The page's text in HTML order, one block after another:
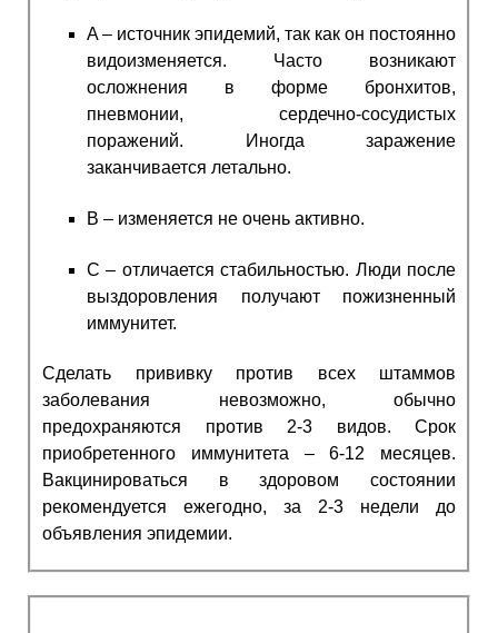
A – источник эпидемий, так как он постоянно
видоизменяется. Часто возникают
осложнения в форме бронхитов,
пневмонии, сердечно-сосудистых
поражений. Иногда заражение
заканчивается летально.
B – изменяется не очень активно.
C – отличается стабильностью. Люди после
выздоровления получают пожизненный
иммунитет.
Сделать прививку против всех штаммов
заболевания невозможно, обычно
предохраняются против 2-3 видов. Срок
приобретенного иммунитета – 6-12 месяцев.
Вакцинироваться в здоровом состоянии
рекомендуется ежегодно, за 2-3 недели до
объявления эпидемии.